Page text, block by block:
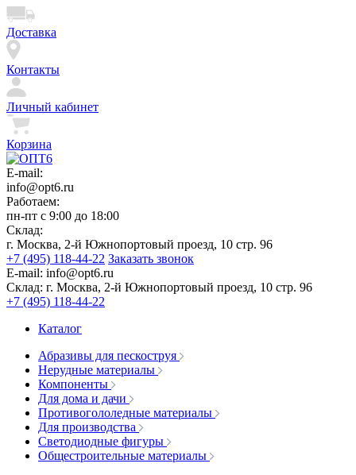
Доставка
Контакты
Личный кабинет
Корзина
E-mail:
info@opt6.ru
Работаем:
пн-пт с 9:00 до 18:00
Склад:
г. Москва, 2-й Южнопортовый проезд, 10 стр. 96
+7 (495) 118-44-22 Заказать звонок
E-mail: info@opt6.ru
Склад: г. Москва, 2-й Южнопортовый проезд, 10 стр. 96
+7 (495) 118-44-22
Каталог
Абразивы для пескоструя
Нерудные материалы
Компоненты
Для дома и дачи
Противогололедные материалы
Для производства
Светодиодные фигуры
Общестроительные материалы